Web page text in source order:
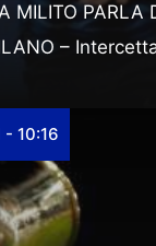
MILITO PARLA
–
- 10:16